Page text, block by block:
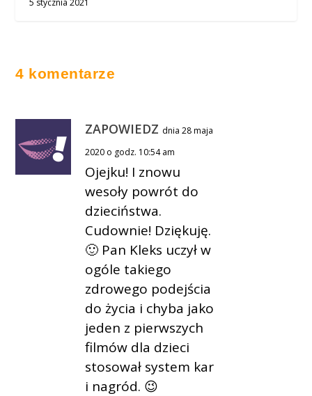
4 komentarze
ZAPOWIEDZ dnia 28 maja
2020 o godz. 10:54 am
Ojejku! I znowu
wesoły powrót do
dzieciństwa.
Cudownie! Dziękuję.
🙂 Pan Kleks uczył w
ogóle takiego
zdrowego podejścia
do życia i chyba jako
jeden z pierwszych
filmów dla dzieci
stosował system kar
i nagród. 😉